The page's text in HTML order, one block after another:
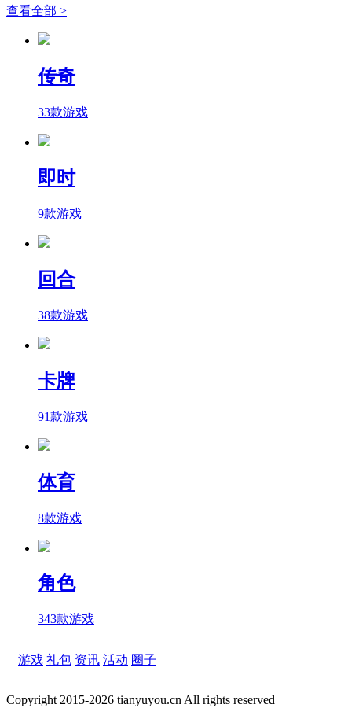
查看全部 >
传奇
33款游戏
即时
9款游戏
回合
38款游戏
卡牌
91款游戏
体育
8款游戏
角色
343款游戏
游戏 礼包 资讯 活动 圈子
Copyright 2015-2026 tianyuyou.cn All rights reserved